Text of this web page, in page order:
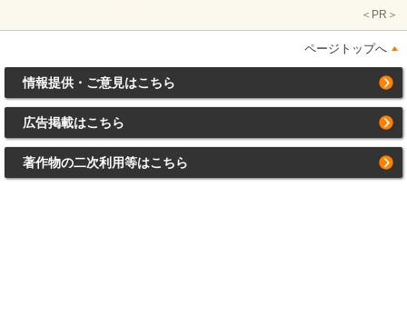
＜PR＞
ページトップへ
情報提供・ご意見はこちら
広告掲載はこちら
著作物の二次利用等はこちら